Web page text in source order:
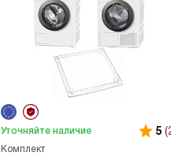
Комплект
Уточняйте наличие 5